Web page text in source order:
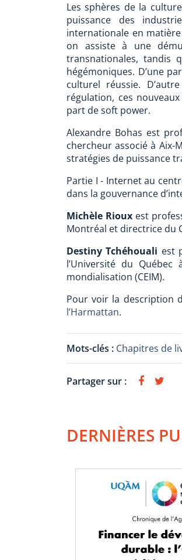
Les sphères de la
puissance des
internationale en
on assiste à une
transnationales, tandis
hégémoniques. D’une
culturel réussie.
régulation, ces
part de soft power.
Alexandre Bohas est
chercheur associé à Aix-
stratégies de puissance
Partie I - Internet au
dans la gouvernance
Michèle Riouxest
Montréal et directrice du
Destiny Tchéhouali est
l’Université du
mondialisation (CEIM).
Pour voir la description
l’Harmattan.
Mots-clés : Chapitres de
Partager sur :
DERNIÈRES